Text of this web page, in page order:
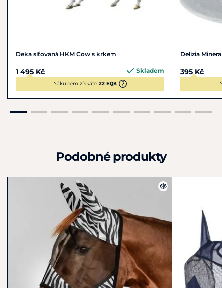
Deka síťovaná HKM Cow s krkem
1 495 Kč Skladem
Nákupem získáte 22 EQK
Delizia
395 Kč
Podobné produkty